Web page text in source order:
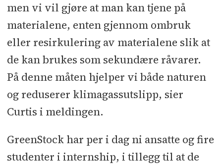
men vi vil gjøre at man kan tjene på
materialene, enten gjennom ombruk
eller resirkulering av materialene slik at
de kan brukes som sekundære råvarer.
På denne måten hjelper vi både naturen
og reduserer klimagassutslipp, sier
Curtis i meldingen.
GreenStock har per i dag ni ansatte og fire
studenter i internship, i tillegg til at de